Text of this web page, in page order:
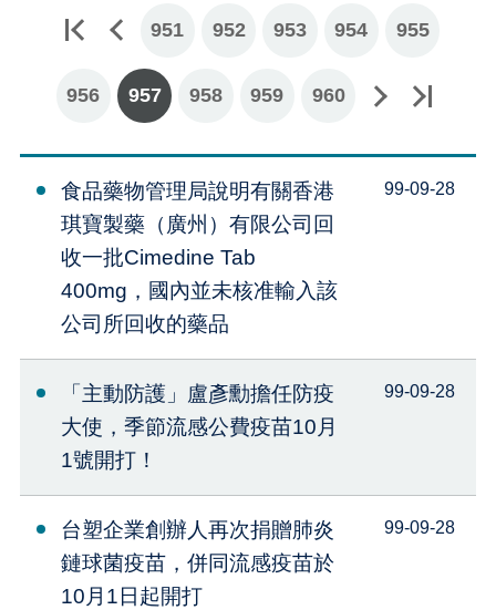
951 952 953 954 955
956 957 958 959 960
下一頁最後一頁
食品藥物管理局說明有關香港
琪寶製藥（廣州）有限公司回
收一批Cimedine Tab
400mg，國內並未核准輸入該
公司所回收的藥品
99-09-28
「主動防護」盧彥勳擔任防疫
大使，季節流感公費疫苗10月
1號開打！
99-09-28
台塑企業創辦人再次捐贈肺炎
鏈球菌疫苗，併同流感疫苗於
10月1日起開打
99-09-28